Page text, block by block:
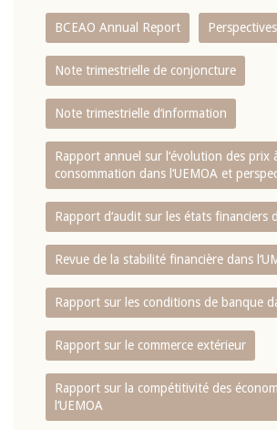
BCEAO Annual Report
Note trimestrielle de conjoncture
Note trimestrielle d‘information
Rapport annuel sur l‘évolution des prix
consommation dans l‘UEMOA et
Rapport d‘audit sur les états financiers
Revue de la stabilité financière dans
Rapport sur les conditions de banque
Rapport sur le commerce extérieur
Rapport sur la compétitivité des
l‘UEMOA